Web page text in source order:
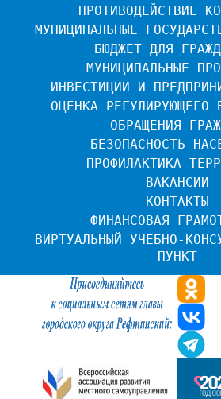
ПРОТИВОДЕЙСТВИЕ
МУНИЦИПАЛЬНЫЕ
БЮДЖЕТ ДЛЯ
МУНИЦИПАЛЬНЫЕ
ИНВЕСТИЦИИ И
ОЦЕНКА РЕГУЛИРУЮЩЕГО
ОБРАЩЕНИЯ
БЕЗОПАСНОСТЬ
ПРОФИЛАКТИКА
ВАКАНСИИ
КОНТАКТЫ
ФИНАНСОВАЯ
ВИРТУАЛЬНЫЙ УЧЕБНО-
ПУНКТ